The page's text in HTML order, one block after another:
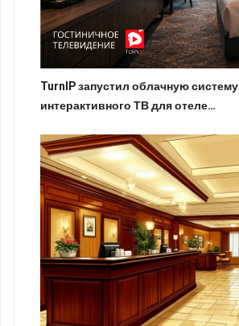
TurnIP запустил облачную систему
интерактивного ТВ для отеле…